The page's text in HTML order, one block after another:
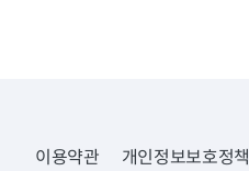
이용약관 개인정보보호정책